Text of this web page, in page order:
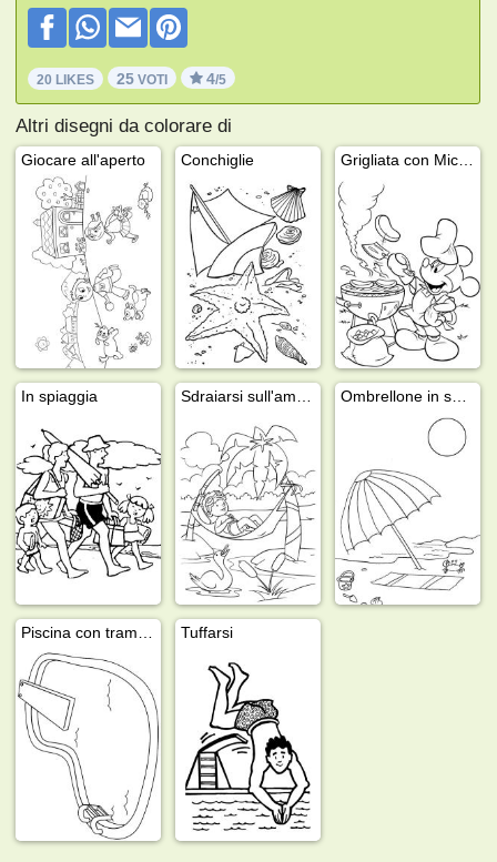
20 LIKES 25 VOTI 4/5
Altri disegni da colorare di
Giocare all'aperto Conchiglie
In spiaggia
Tuffarsi